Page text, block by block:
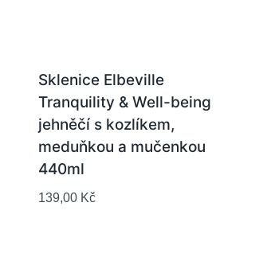
Sklenice Elbeville
Tranquility & Well-being
jehněčí s kozlíkem,
meduňkou a mučenkou
440ml
139,00 Kč